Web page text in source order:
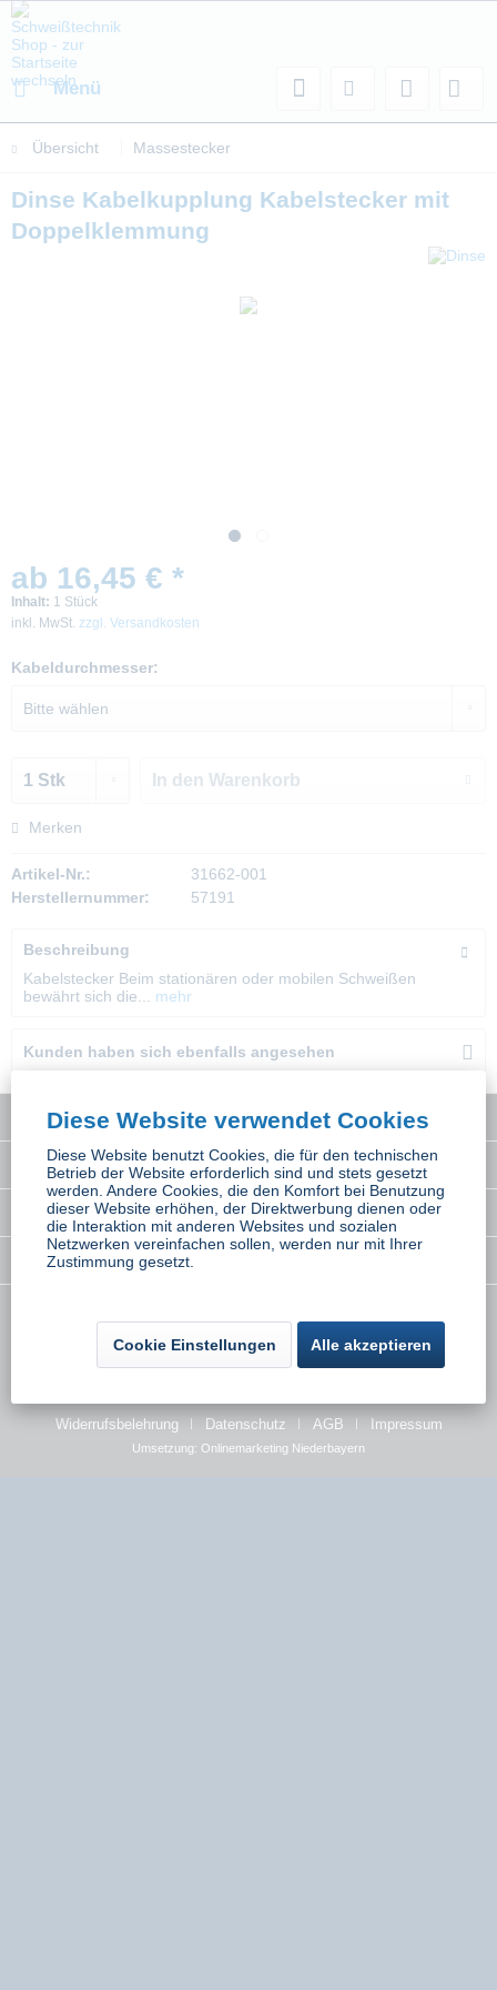
Menü
Übersicht Massestecker
Dinse Kabelkupplung Kabelstecker mit
Doppelklemmung
ab 16,45 € *
Inhalt: 1 Stück
inkl. MwSt. zzgl. Versandkosten
Kabeldurchmesser:
In den Warenkorb
Merken
Artikel-Nr.:
31662-001
Herstellernummer:
57191
Beschreibung
Kabelstecker Beim stationären oder mobilen Schweißen
bewährt sich die...
mehr
Kunden haben sich ebenfalls angesehen
Service Hotline
Interessantes
Rechtliches
Newsletter
* Alle Preise inkl. gesetzl. Mehrwertsteuer zzgl.Versandkostenwenn nicht
anders beschrieben
Widerrufsbelehrung Datenschutz AGB Impressum
Umsetzung: Onlinemarketing Niederbayern
Diese Website verwendet Cookies
Diese Website benutzt Cookies, die für den technischen
Betrieb der Website erforderlich sind und stets gesetzt
werden. Andere Cookies, die den Komfort bei Benutzung
dieser Website erhöhen, der Direktwerbung dienen oder
die Interaktion mit anderen Websites und sozialen
Netzwerken vereinfachen sollen, werden nur mit Ihrer
Zustimmung gesetzt.
Cookie Einstellungen Alle akzeptieren